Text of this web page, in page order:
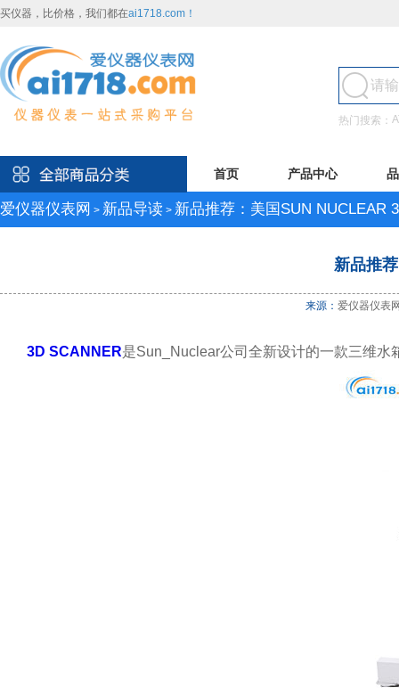
买仪器，比价格，我们都在ai1718.com！
热门搜索：
首页 产品中心
爱仪器仪表网 > 新品导读 > 新品推荐：美国SUN NUCLEAR
新品推
来源： 爱仪器仪表
3D SCANNER是Sun_Nuclear公司全新设计的一款三维